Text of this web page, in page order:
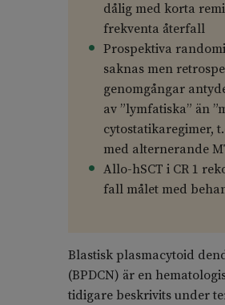
dålig med korta
frekventa återfall
Prospektiva
saknas men
genomgångar
av ”lymfatiska” än
cytostatikaregimer,
med alternerande
Allo-hSCT i CR 1
fall målet med
Blastisk plasmacytoid
(BPDCN) är en
tidigare beskrivits under